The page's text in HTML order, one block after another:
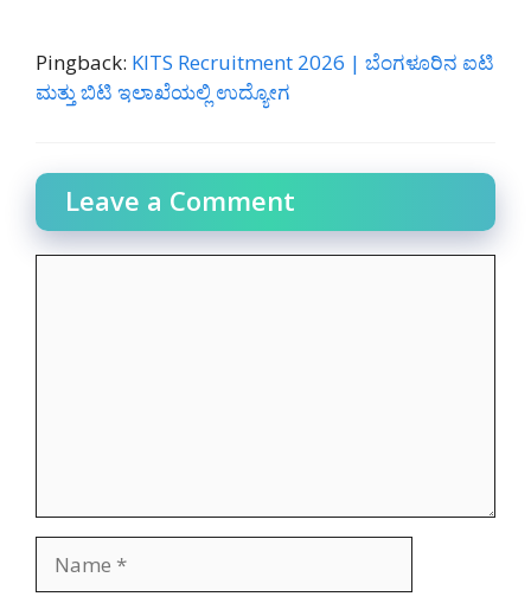
Pingback: KITS Recruitment 2026 | ಬೆಂಗಳೂರಿನ ಐಟಿ
ಮತ್ತು ಬಿಟಿ ಇಲಾಖೆಯಲ್ಲಿ ಉದ್ಯೋಗ
Leave a Comment